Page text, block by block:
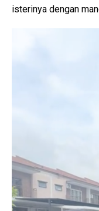
isterinya dengan